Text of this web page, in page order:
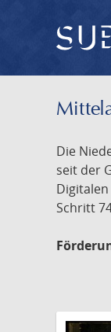
Die
seit der
Schritt